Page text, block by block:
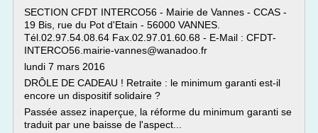
SECTION CFDT INTERCO56 - Mairie de Vannes - CCAS -
19 Bis, rue du Pot d'Etain - 56000 VANNES.
Tél.02.97.54.08.64 Fax.02.97.01.60.68 - E-Mail : CFDT-
INTERCO56.mairie-vannes@wanadoo.fr
lundi 7 mars 2016
DRÔLE DE CADEAU ! Retraite : le minimum garanti est-il
encore un dispositif solidaire ?
Passée assez inaperçue, la réforme du minimum garanti se
traduit par une baisse de l'aspect...